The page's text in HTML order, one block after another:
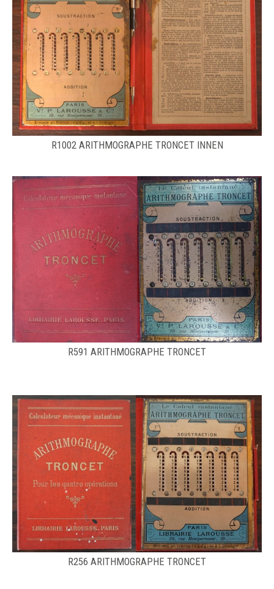
​R1002 ARITHMOGRAPHE TRONCET INNEN
R591 ARITHMOGRAPHE TRONCET
R256 ARITHMOGRAPHE TRONCET